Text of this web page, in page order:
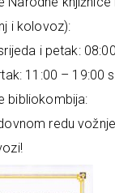
i kolovoz):
i petak:
11:00 – 19:00
bibliokombija:
redu vožnje